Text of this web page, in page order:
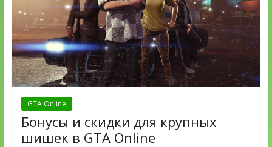
GTA Online
Бонусы и скидки для крупных
шишек в GTA Online